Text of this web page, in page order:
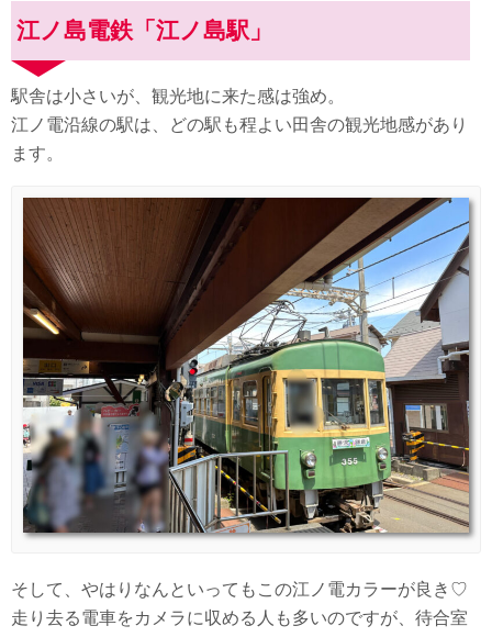
江ノ島電鉄「江ノ島駅」
駅舎は小さいが、観光地に来た感は強め。
江ノ電沿線の駅は、どの駅も程よい田舎の観光地感があり
ます。
そして、やはりなんといってもこの江ノ電カラーが良き♡
走り去る電車をカメラに収める人も多いのですが、待合室